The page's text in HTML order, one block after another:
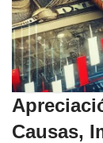
Causas,